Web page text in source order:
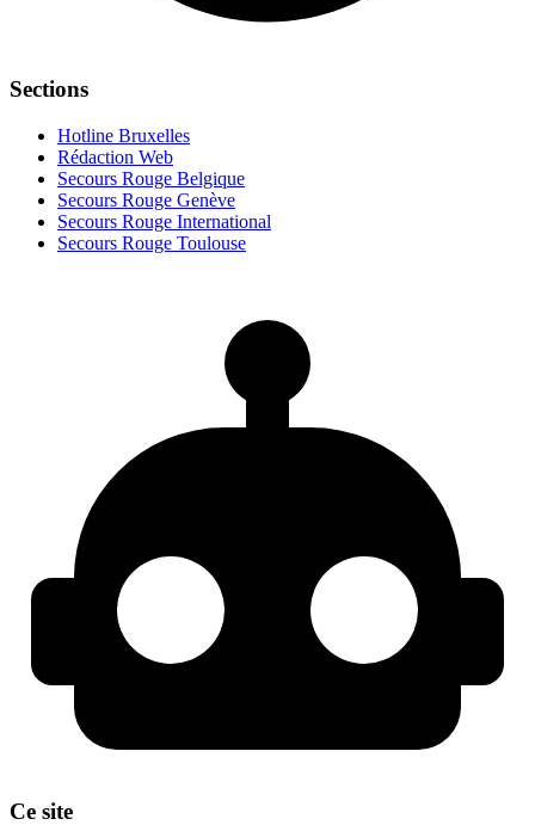
Sections
Hotline Bruxelles
Rédaction Web
Secours Rouge Belgique
Secours Rouge Genève
Secours Rouge International
Secours Rouge Toulouse
Ce site